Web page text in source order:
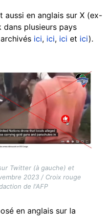
aussi en anglais sur X (ex-
plusieurs pays
ici, ici, ici et ici).
Twitter (à gauche) et
2023 / Croix rouge
de l'AFP
en anglais sur la